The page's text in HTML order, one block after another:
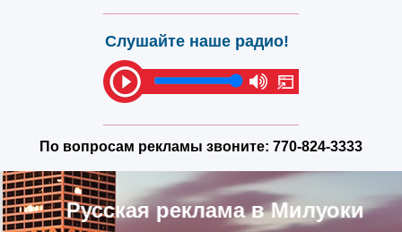
Слушайте наше радио!
По вопросам рекламы звоните: 770-824-3333
Русская реклама в Милуоки